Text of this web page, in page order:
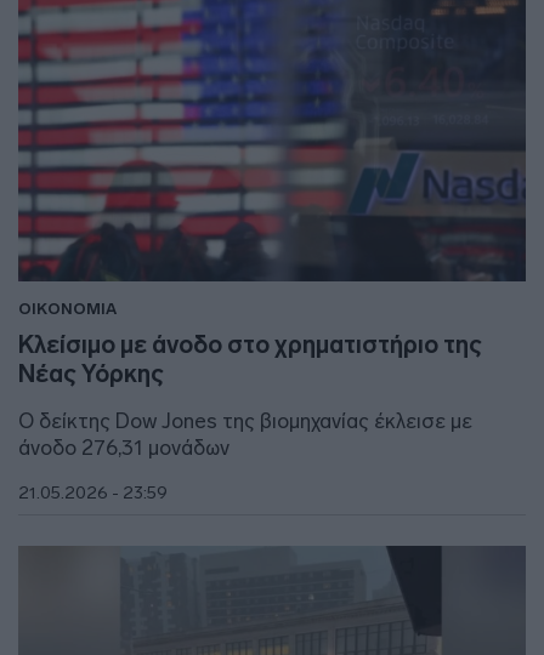
ΟΙΚΟΝΟΜΙΑ
Κλείσιμο με άνοδο στο χρηματιστήριο της
Νέας Υόρκης
Ο δείκτης Dow Jones της βιομηχανίας έκλεισε με
άνοδο 276,31 μονάδων
21.05.2026 - 23:59